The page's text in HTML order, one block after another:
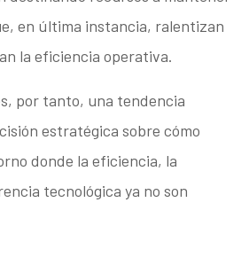
en última instancia, ralentizan
la eficiencia operativa.
por tanto, una tendencia
estratégica sobre cómo
donde la eficiencia, la
tecnológica ya no son